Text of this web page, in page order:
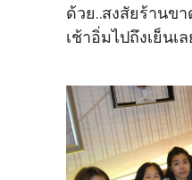
ด้วย..สงสัยร้านข
เช้าอิ่มไปถึงเย็นเ